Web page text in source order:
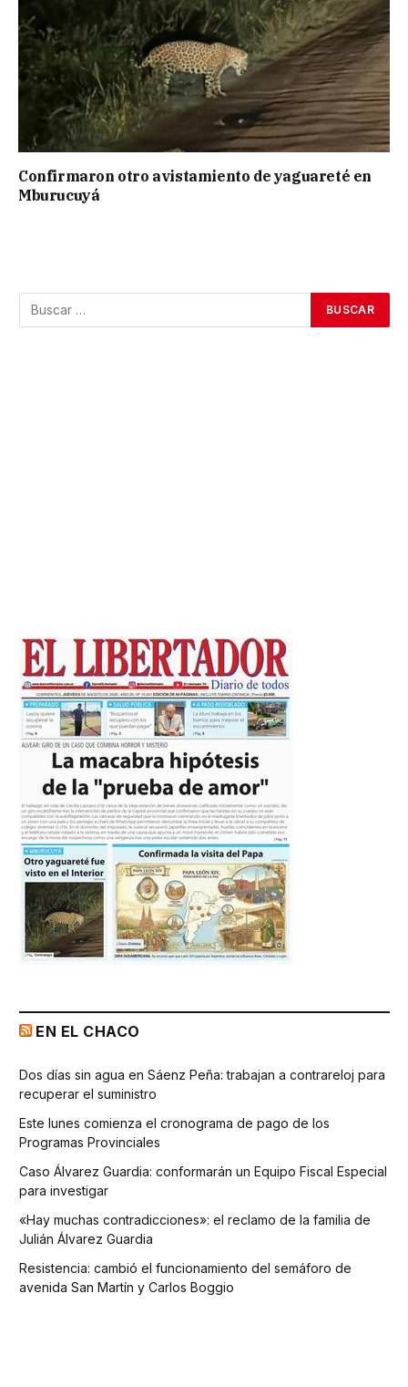
Confirmaron otro avistamiento de yaguareté en
Mburucuyá
EN EL CHACO
Dos días sin agua en Sáenz Peña: trabajan a contrareloj para
recuperar el suministro
Este lunes comienza el cronograma de pago de los
Programas Provinciales
Caso Álvarez Guardia: conformarán un Equipo Fiscal Especial
para investigar
«Hay muchas contradicciones»: el reclamo de la familia de
Julián Álvarez Guardia
Resistencia: cambió el funcionamiento del semáforo de
avenida San Martín y Carlos Boggio